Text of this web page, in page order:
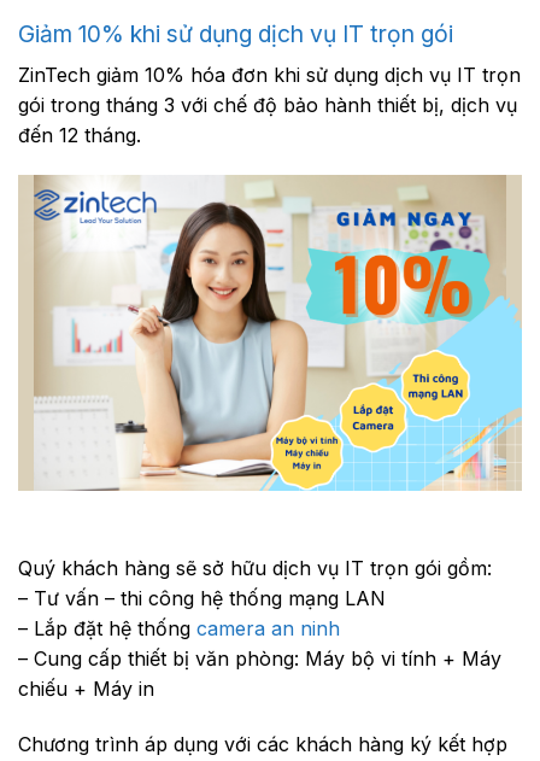
Giảm 10% khi sử dụng dịch vụ IT trọn gói
ZinTech giảm 10% hóa đơn khi sử dụng dịch vụ IT trọn
gói trong tháng 3 với chế độ bảo hành thiết bị, dịch vụ
đến 12 tháng.
Quý khách hàng sẽ sở hữu dịch vụ IT trọn gói gồm:
– Tư vấn – thi công hệ thống mạng LAN
– Lắp đặt hệ thống camera an ninh
– Cung cấp thiết bị văn phòng: Máy bộ vi tính + Máy
chiếu + Máy in
Chương trình áp dụng với các khách hàng ký kết hợp